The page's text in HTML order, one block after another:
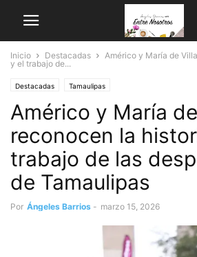
Inicio Destacadas
Américo y María de
y el trabajo de...
Destacadas Tamaulipas
Américo y María
reconocen la
trabajo de las
de Tamaulipas
Por Ángeles Barrios - marzo 15, 2026